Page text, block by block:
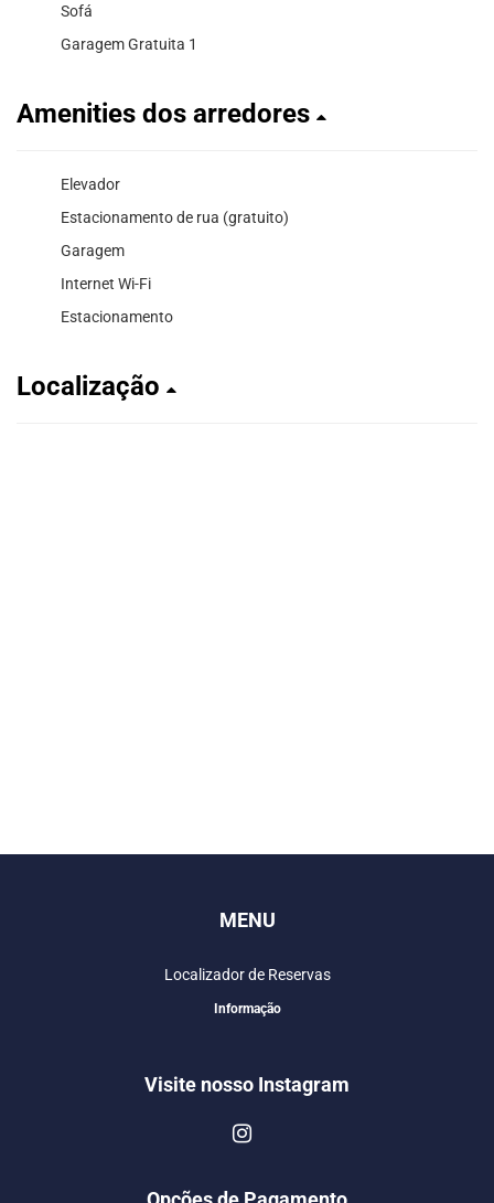
Sofá
Garagem Gratuita 1
Amenities dos arredores
Elevador
Estacionamento de rua (gratuito)
Garagem
Internet Wi-Fi
Estacionamento
Localização
MENU
Localizador de Reservas
Informação
Visite nosso Instagram